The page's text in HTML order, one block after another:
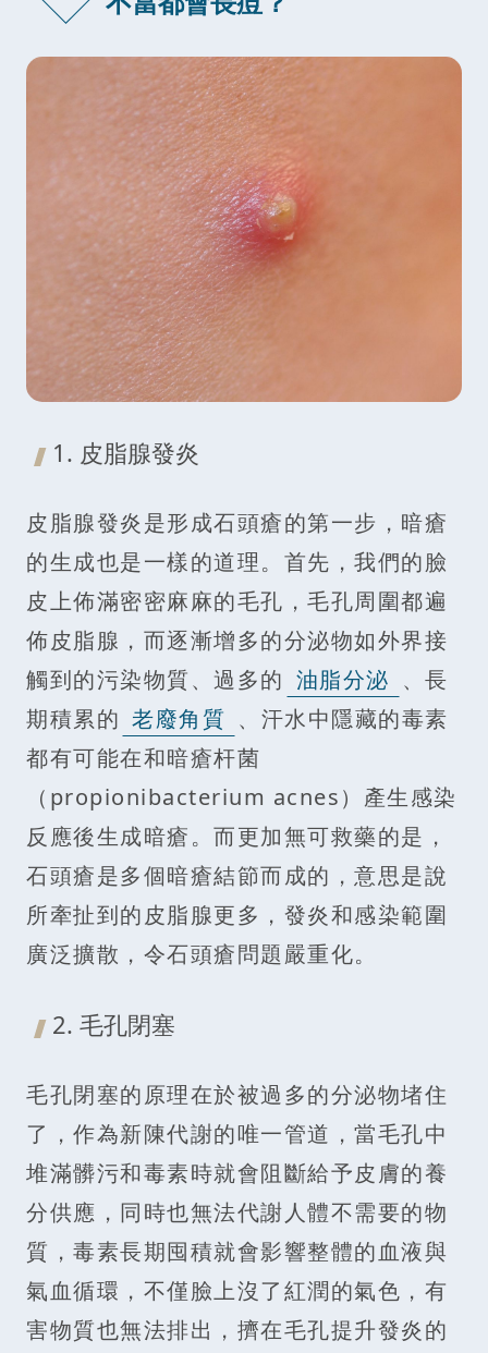
1. 皮脂腺發炎
皮脂腺發炎是形成石頭瘡的第一步，暗瘡
的生成也是一樣的道理。首先，我們的臉
皮上佈滿密密麻麻的毛孔，毛孔周圍都遍
佈皮脂腺，而逐漸增多的分泌物如外界接
觸到的污染物質、過多的 油脂分泌 、長
期積累的 老廢角質 、汗水中隱藏的毒素
都有可能在和暗瘡杆菌
（propionibacterium acnes）產生感染
反應後生成暗瘡。而更加無可救藥的是，
石頭瘡是多個暗瘡結節而成的，意思是說
所牽扯到的皮脂腺更多，發炎和感染範圍
廣泛擴散，令石頭瘡問題嚴重化。
2. 毛孔閉塞
毛孔閉塞的原理在於被過多的分泌物堵住
了，作為新陳代謝的唯一管道，當毛孔中
堆滿髒污和毒素時就會阻斷給予皮膚的養
分供應，同時也無法代謝人體不需要的物
質，毒素長期囤積就會影響整體的血液與
氣血循環，不僅臉上沒了紅潤的氣色，有
害物質也無法排出，擠在毛孔提升發炎的